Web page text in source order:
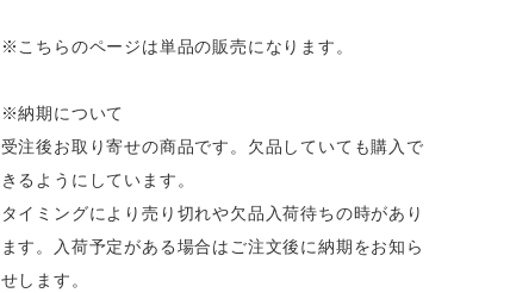
※こちらのページは単品の販売になります。
※納期について
受注後お取り寄せの商品です。欠品していても購入で
きるようにしています。
タイミングにより売り切れや欠品入荷待ちの時があり
ます。入荷予定がある場合はご注文後に納期をお知ら
せします。